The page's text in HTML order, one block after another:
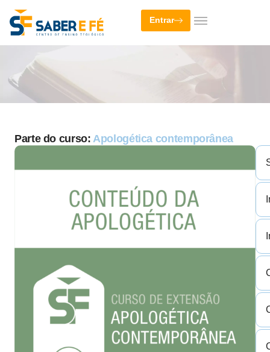
Entrar
Parte do curso: Apologética contemporânea